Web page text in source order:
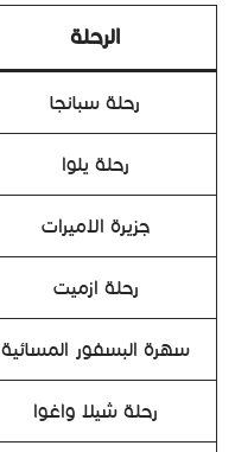
الرحلة
رحلة سبانجا
رحلة يلوا
جزيرة الاميرات
رحلة ازميت
سهرة البسفور المسائية
رحلة شيلا واغوا